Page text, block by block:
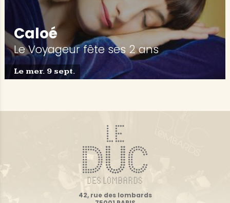
Caloé
Le Voyageur fête ses 2 ans
Le mer. 9 sept.
42, rue des lombards